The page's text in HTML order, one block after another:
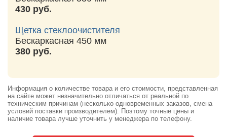
430 руб.
Щетка стеклоочистителя
Бескаркасная 450 мм
380 руб.
Информация о количестве товара и его стоимости, представленная
на сайте может незначительно отличаться от реальной по
техническим причинам (несколько одновременных заказов, смена
условий поставки производителем). Поэтому точные цены и
наличие товара лучше уточнить у менеджера по телефону.